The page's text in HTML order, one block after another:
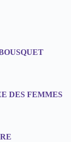
DES FEMMES